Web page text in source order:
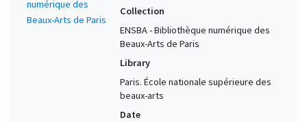
Collection
ENSBA - Bibliothèque numérique des
Beaux-Arts de Paris
Library
Paris. École nationale supérieure des
beaux-arts
Date